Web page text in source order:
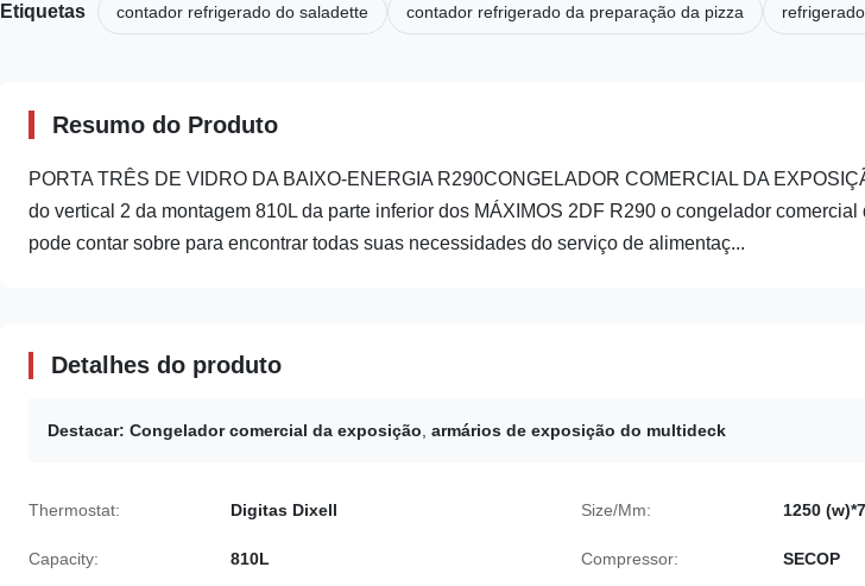
Etiquetas contador refrigerado do saladette contador refrigerado da preparação da pizza
Resumo do Produto
PORTA TRÊS DE VIDRO DA BAIXO-ENERGIA R290CONGELADOR COMERCIAL DA
do vertical 2 da montagem 810L da parte inferior dos MÁXIMOS 2DF R290 o congelador
pode contar sobre para encontrar todas suas necessidades do serviço de alimentaç...
Detalhes do produto
Destacar: Congelador comercial da exposição armários de exposição do multideck
Thermostat: Digitas Dixell Size/Mm: 1250
Capacity: 810L Compressor: SECOP